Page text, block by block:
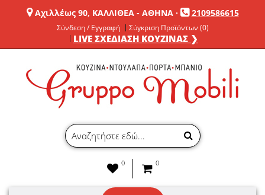
Αχιλλέως 90, ΚΑΛΛΙΘΕΑ - ΑΘΗΝΑ· 2109586615
Σύνδεση / Εγγραφή Σύγκριση Προϊόντων (0)
LIVE ΣΧΕΔΙΑΣΗ ΚΟΥΖΙΝΑΣ ❯
0 0